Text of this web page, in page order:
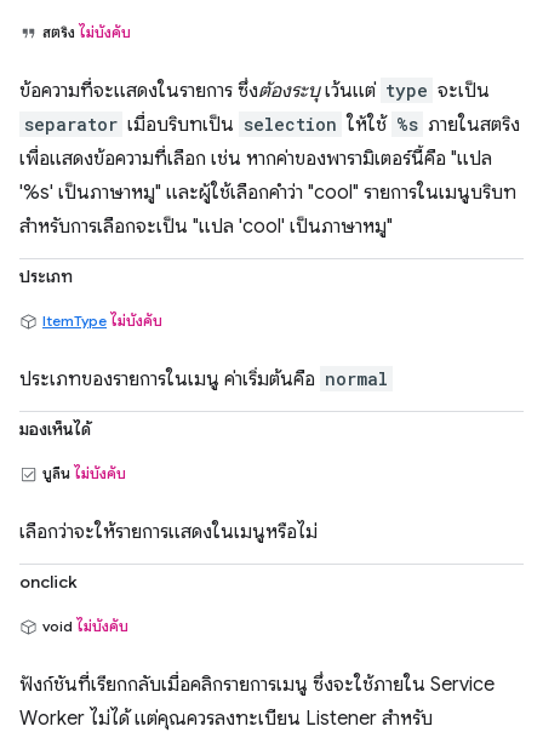
สตริง ไม่บังคับ
ข้อความที่จะแสดงในรายการ ซึ่งต้องระบุเว้นแต่ type จะเป็น
separator เมื่อบริบทเป็น selection ให้ใช้ %s ภายในสตริง
เพื่อแสดงข้อความที่เลือก เช่น หากค่าของพารามิเตอร์นี้คือ "แปล
'%s' เป็นภาษาหมู" และผู้ใช้เลือกคำว่า "cool" รายการในเมนูบริบท
สำหรับการเลือกจะเป็น "แปล 'cool' เป็นภาษาหมู"
ประเภท
ItemType ไม่บังคับ
ประเภทของรายการในเมนู ค่าเริ่มต้นคือ normal
มองเห็นได้
บูลีน ไม่บังคับ
เลือกว่าจะให้รายการแสดงในเมนูหรือไม่
onclick
void ไม่บังคับ
ฟังก์ชันที่เรียกกลับเมื่อคลิกรายการเมนู ซึ่งจะใช้ภายใน Service
Worker ไม่ได้ แต่คุณควรลงทะเบียน Listener สำหรับ